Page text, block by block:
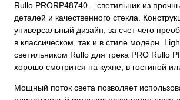
Rullo PRORP48740 – светильник из
деталей и качественного стекла.
универсальный дизайн, за счет чего
в классическом, так и в стиле модерн.
светильником Rullo для трека PRO Rullo
хорошо смотрится на кухне, в гостиной
Мощный поток света позволяет